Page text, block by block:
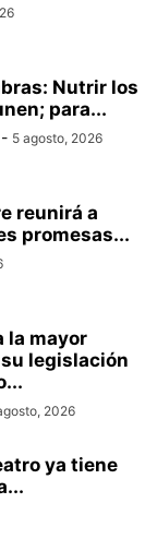
Nutrir los
para...
- 5 agosto, 2026
reunirá a
promesas...
la mayor
legislación
2026
ya tiene